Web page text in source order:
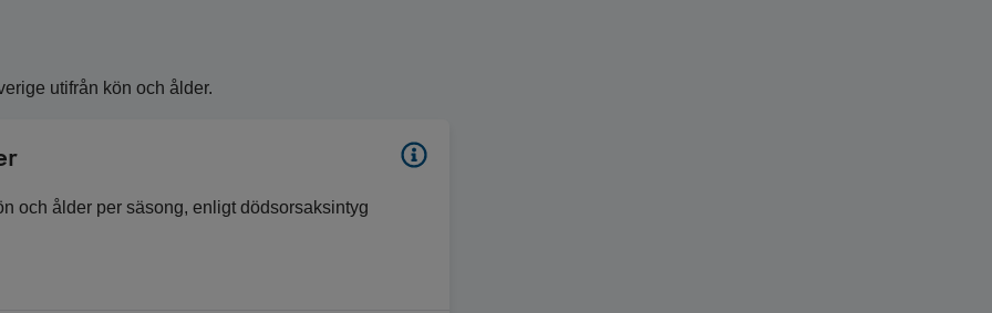
utifrån kön och ålder.
och ålder per säsong, enligt dödsorsaksintyg